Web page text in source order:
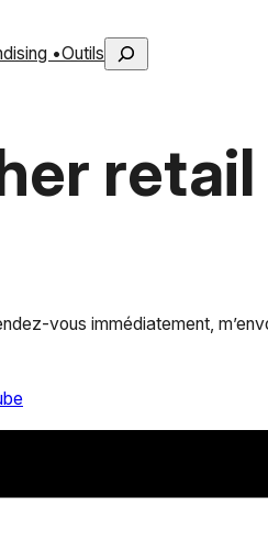
•Outils Rechercher
vous immédiatement,